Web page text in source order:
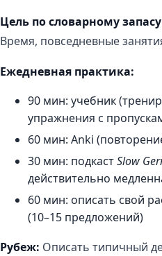
Цель по словарному
Время, повседневные
Ежедневная практика:
90 мин: учебник
упражнения с
60 мин: Anki
30 мин: подкастSlow
действительно
60 мин: описать свой
(10–15 предложений)
Рубеж: Описать типичный